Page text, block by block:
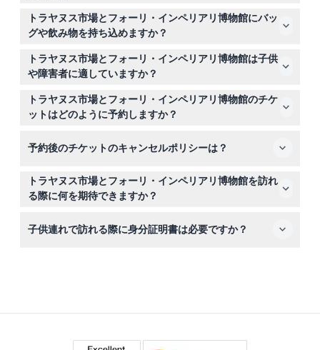
この施設は毎日午前9時30分から午後3時まで開館してい
ます。5月1日と12月25日は休館です。最終入場は閉館の1
時間前です（変更される場合がありますので、ご予約時に
ご確認ください）。
トラヤヌス市場とフォーリ・インペリアリ博物館にバッ
グや飲み物を持ち込めますか？
いいえ、大きな荷物、バッグ、瓶、グラス、アルコール飲
料、エアロゾル、ペットの持ち込みは禁止されています。
ご来訪の際はできるだけ軽装でお越しください。
トラヤヌス市場とフォーリ・インペリアリ博物館は子供
や障害者に適していますか？
6歳以上の子供は入場可能で、18歳以上は大人料金となり
ます。認定障害が74%以上の方は無料で入場でき、自立
できない場合は付き添い者も無料チケットが提供されま
トラヤヌス市場とフォーリ・インペリアリ博物館のチケ
ットはどのように予約しますか？
ンラインで予約できます。事前予約で確実に入場でき、遅
予約後のチケットのキャンセルポリシーは？
トラヤヌス市場とフォーリ・インペリアリ博物館のチケッ
トは払い戻し不可でキャンセルもできません。日付と時間
はよくご確認の上お選びください。
トラヤヌス市場とフォーリ・インペリアリ博物館を訪れ
る際に何を期待できますか？
品、彫刻、アンフォラを鑑賞できます。また、ダウンロー
子供連れで訪れる際に身分証明書は必要ですか？